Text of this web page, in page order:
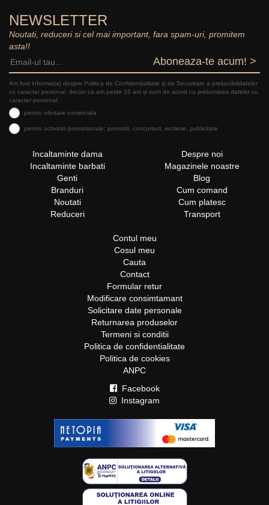
NEWSLETTER
Noutati, reduceri si cel mai important, fara spam-uri, promitem
asta!!
Aboneaza-te acum! >
Am fost informat(a) despre Politica de Confidențialitate şi de Securitate a prelucrăriidatelor
cu caracter personal, declar ca am peste 16 ani și sunt de acord cu prelucrarea datelor cu
caracter personal:
pentru ofertare comerciala
pentru activitati promotionale: promotii, concursuri, reclame, publicitate
Incaltaminte dama
Incaltaminte barbati
Genti
Branduri
Noutati
Reduceri
Despre noi
Magazinele noastre
Blog
Cum comand
Cum platesc
Transport
Contul meu
Cosul meu
Cauta
Contact
Formular retur
Modificare consimtamant
Solicitare date personale
Returnarea produselor
Termeni si conditii
Politica de confidentialitate
Politica de cookies
ANPC
Facebook
Instagram